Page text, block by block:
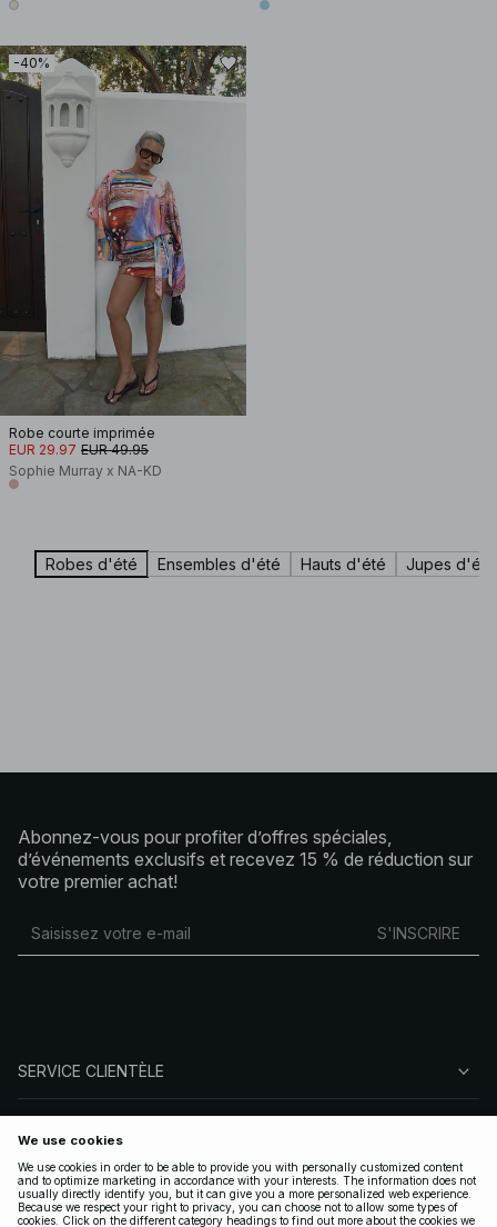
-40%
Robe courte imprimée
EUR 29.97 EUR 49.95
Sophie Murray x NA-KD
Robes d'été Ensembles d'été Hauts d'été Jupes d'été
Abonnez-vous pour profiter d’offres spéciales,
d’événements exclusifs et recevez 15 % de réduction sur
votre premier achat!
S'INSCRIRE
SERVICE CLIENTÈLE
SUIVEZ-NOUS